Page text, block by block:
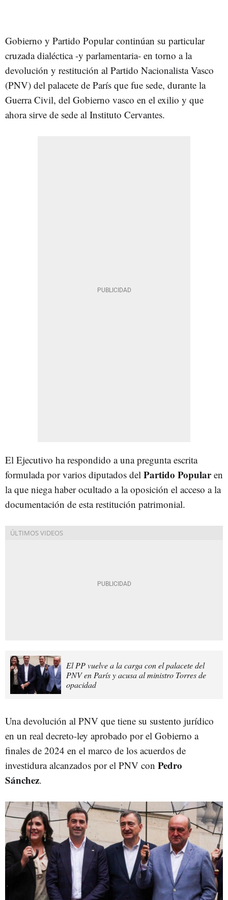
Gobierno y Partido Popular continúan su particular
cruzada dialéctica -y parlamentaria- en torno a la
devolución y restitución al Partido Nacionalista Vasco
(PNV) del palacete de París que fue sede, durante la
Guerra Civil, del Gobierno vasco en el exilio y que
ahora sirve de sede al Instituto Cervantes.
El Ejecutivo ha respondido a una pregunta escrita
formulada por varios diputados del Partido Popularen
la que niega haber ocultado a la oposición el acceso a la
documentación de esta restitución patrimonial.
El PP vuelve a la carga con el palacete del
PNV en París y acusa al ministro Torres de
opacidad
Una devolución al PNV que tiene su sustento jurídico
en un real decreto-ley aprobado por el Gobierno a
finales de 2024 en el marco de los acuerdos de
investidura alcanzados por el PNV con Pedro
Sánchez.